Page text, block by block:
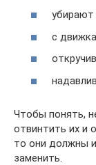
убирают
с
Чтобы понять,
отвинтить их и
то они должны
заменить.